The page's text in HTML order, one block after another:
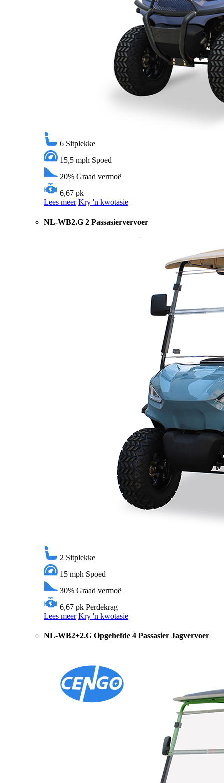
6 Sitplekke
15,5 mph Spoed
20% Graad vermoë
6,67 pk
Lees meer Kry 'n kwotasie
NL-WB2.G 2 Passasiervervoer
2 Sitplekke
15 mph Spoed
30% Graad vermoë
6,67 pk Perdekrag
Lees meer Kry 'n kwotasie
NL-WB2+2.G Opgehefde 4 Passasier Jagvervoer